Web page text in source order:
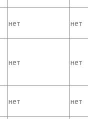
нет нет
нет нет
нет нет